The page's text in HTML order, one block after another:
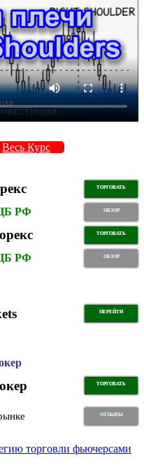
Весь Курс
ТОРГОВАТЬ
РФ ОБЗОР
ТОРГОВАТЬ
РФ ОБЗОР
ПЕРЕЙТИ
ТОРГОВАТЬ
ОТЗЫВЫ